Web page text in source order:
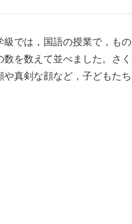
では，国語の授業で，もの
を数えて並べました。さく
真剣な顔など，子どもたち